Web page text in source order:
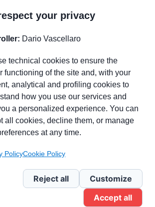
discussione
Linkedin
Linkedin
your privacy
Dario Vascellaro
technical cookies to ensure the
functioning of the site and, with your
analytical and profiling cookies to
how you use our services and
a personalized experience. You can
all cookies, decline them, or manage
at any time.
PolicyCookie Policy
Reject all
Customize
Accept all